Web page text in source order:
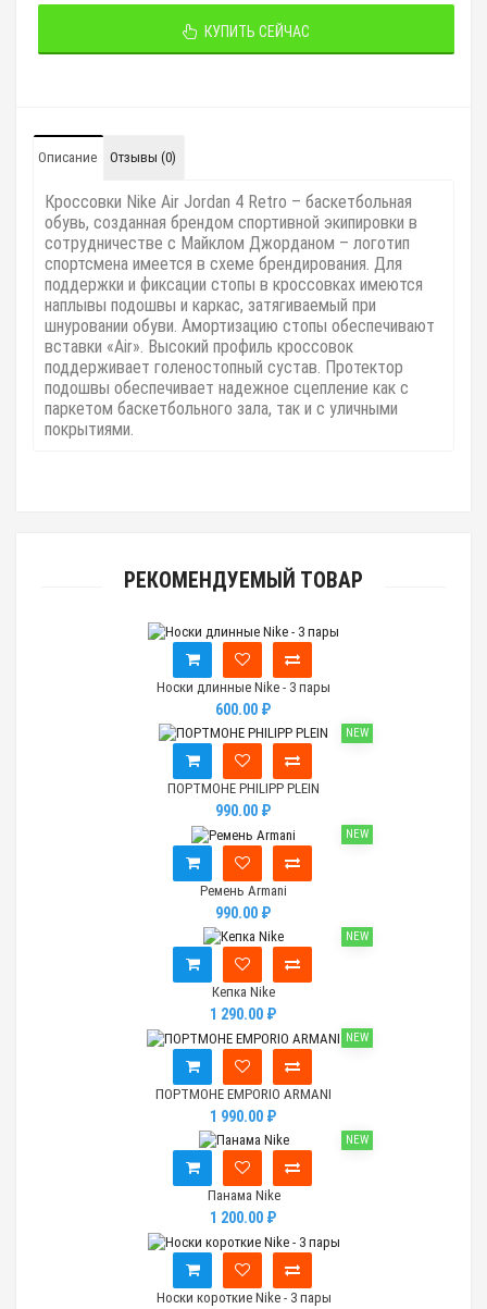
КУПИТЬ СЕЙЧАС
Описание Отзывы (0)
Кроссовки Nike Air Jordan 4 Retro – баскетбольная
обувь, созданная брендом спортивной экипировки в
сотрудничестве с Майклом Джорданом – логотип
спортсмена имеется в схеме брендирования. Для
поддержки и фиксации стопы в кроссовках имеются
наплывы подошвы и каркас, затягиваемый при
шнуровании обуви. Амортизацию стопы обеспечивают
вставки «Air». Высокий профиль кроссовок
поддерживает голеностопный сустав. Протектор
подошвы обеспечивает надежное сцепление как с
паркетом баскетбольного зала, так и с уличными
покрытиями.
РЕКОМЕНДУЕМЫЙ ТОВАР
Носки длинные Nike - 3 пары
600.00 ₽
NEW
ПОРТМОНЕ PHILIPP PLEIN
990.00 ₽
NEW
Ремень Armani
990.00 ₽
NEW
Кепка Nike
1 290.00 ₽
NEW
ПОРТМОНЕ EMPORIO ARMANI
1 990.00 ₽
NEW
Панама Nike
1 200.00 ₽
Носки короткие Nike - 3 пары